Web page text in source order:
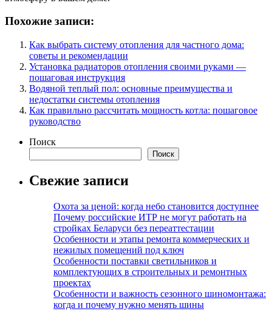
Похожие записи:
Как выбрать систему отопления для частного дома:
советы и рекомендации
Установка радиаторов отопления своими руками —
пошаговая инструкция
Водяной теплый пол: основные преимущества и
недостатки системы отопления
Как правильно рассчитать мощность котла: пошаговое
руководство
Поиск
Поиск
Свежие записи
Охота за ценой: когда небо становится доступнее
Почему российские ИТР не могут работать на
стройках Беларуси без переаттестации
Особенности и этапы ремонта коммерческих и
нежилых помещений под ключ
Особенности поставки светильников и
комплектующих в строительных и ремонтных
проектах
Особенности и важность сезонного шиномонтажа:
когда и почему нужно менять шины